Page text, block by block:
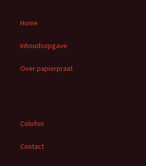
n
a
r
Home
Inhoudsopgave
Over papierpraat
Colofon
Contact